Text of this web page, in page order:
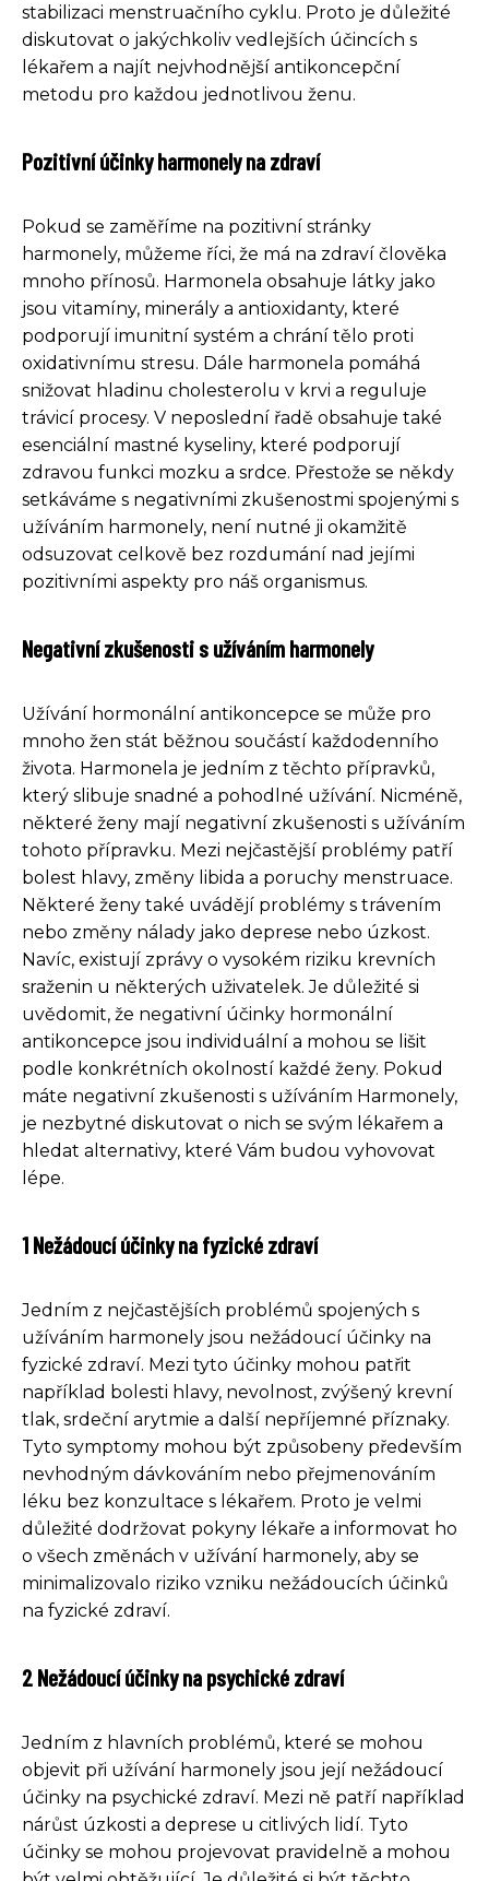
stabilizaci menstruačního cyklu. Proto je důležité
diskutovat o jakýchkoliv vedlejších účincích s
lékařem a najít nejvhodnější antikoncepční
metodu pro každou jednotlivou ženu.
Pozitivní účinky harmonely na zdraví
Pokud se zaměříme na pozitivní stránky
harmonely, můžeme říci, že má na zdraví člověka
mnoho přínosů. Harmonela obsahuje látky jako
jsou vitamíny, minerály a antioxidanty, které
podporují imunitní systém a chrání tělo proti
oxidativnímu stresu. Dále harmonela pomáhá
snižovat hladinu cholesterolu v krvi a reguluje
trávicí procesy. V neposlední řadě obsahuje také
esenciální mastné kyseliny, které podporují
zdravou funkci mozku a srdce. Přestože se někdy
setkáváme s negativními zkušenostmi spojenými s
užíváním harmonely, není nutné ji okamžitě
odsuzovat celkově bez rozdumání nad jejími
pozitivními aspekty pro náš organismus.
Negativní zkušenosti s užíváním harmonely
Užívání hormonální antikoncepce se může pro
mnoho žen stát běžnou součástí každodenního
života. Harmonela je jedním z těchto přípravků,
který slibuje snadné a pohodlné užívání. Nicméně,
některé ženy mají negativní zkušenosti s užíváním
tohoto přípravku. Mezi nejčastější problémy patří
bolest hlavy, změny libida a poruchy menstruace.
Některé ženy také uvádějí problémy s trávením
nebo změny nálady jako deprese nebo úzkost.
Navíc, existují zprávy o vysokém riziku krevních
sraženin u některých uživatelek. Je důležité si
uvědomit, že negativní účinky hormonální
antikoncepce jsou individuální a mohou se lišit
podle konkrétních okolností každé ženy. Pokud
máte negativní zkušenosti s užíváním Harmonely,
je nezbytné diskutovat o nich se svým lékařem a
hledat alternativy, které Vám budou vyhovovat
lépe.
1 Nežádoucí účinky na fyzické zdraví
Jedním z nejčastějších problémů spojených s
užíváním harmonely jsou nežádoucí účinky na
fyzické zdraví. Mezi tyto účinky mohou patřit
například bolesti hlavy, nevolnost, zvýšený krevní
tlak, srdeční arytmie a další nepříjemné příznaky.
Tyto symptomy mohou být způsobeny především
nevhodným dávkováním nebo přejmenováním
léku bez konzultace s lékařem. Proto je velmi
důležité dodržovat pokyny lékaře a informovat ho
o všech změnách v užívání harmonely, aby se
minimalizovalo riziko vzniku nežádoucích účinků
na fyzické zdraví.
2 Nežádoucí účinky na psychické zdraví
Jedním z hlavních problémů, které se mohou
objevit při užívání harmonely jsou její nežádoucí
účinky na psychické zdraví. Mezi ně patří například
nárůst úzkosti a deprese u citlivých lidí. Tyto
účinky se mohou projevovat pravidelně a mohou